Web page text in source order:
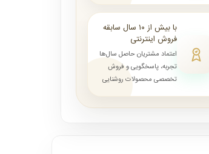
با بیش از ۱۰ سال سابقه
فروش اینترنتی
اعتماد مشتریان حاصل سال‌ها
تجربه، پاسخگویی و فروش
تخصصی محصولات روشنایی